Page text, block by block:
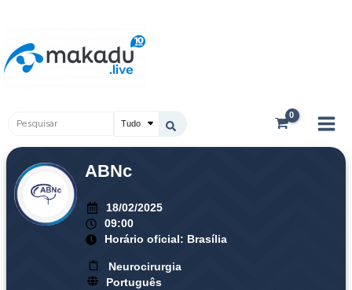
conteúdo
Pesquisar
ABNc
18/02/2025
09:00
Horário oficial: Brasília
Neurocirurgia
Português